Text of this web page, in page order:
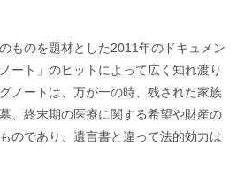
ものを題材とした2011年のドキュメン
ート」のヒットによって広く知れ渡り
ノートは、万が一の時、残された家族
、終末期の医療に関する希望や財産の
のであり、遺言書と違って法的効力は